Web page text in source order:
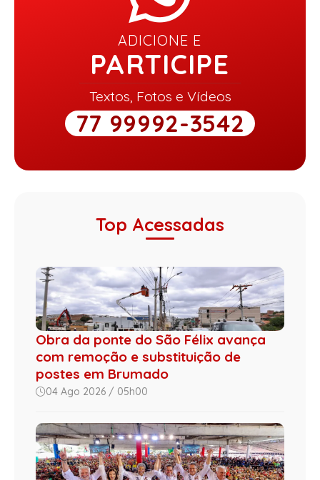
ADICIONE E
PARTICIPE
Textos, Fotos e Vídeos
77 99992-3542
Top Acessadas
Obra da ponte do São Félix avança
com remoção e substituição de
postes em Brumado
04 Ago 2026 / 05h00